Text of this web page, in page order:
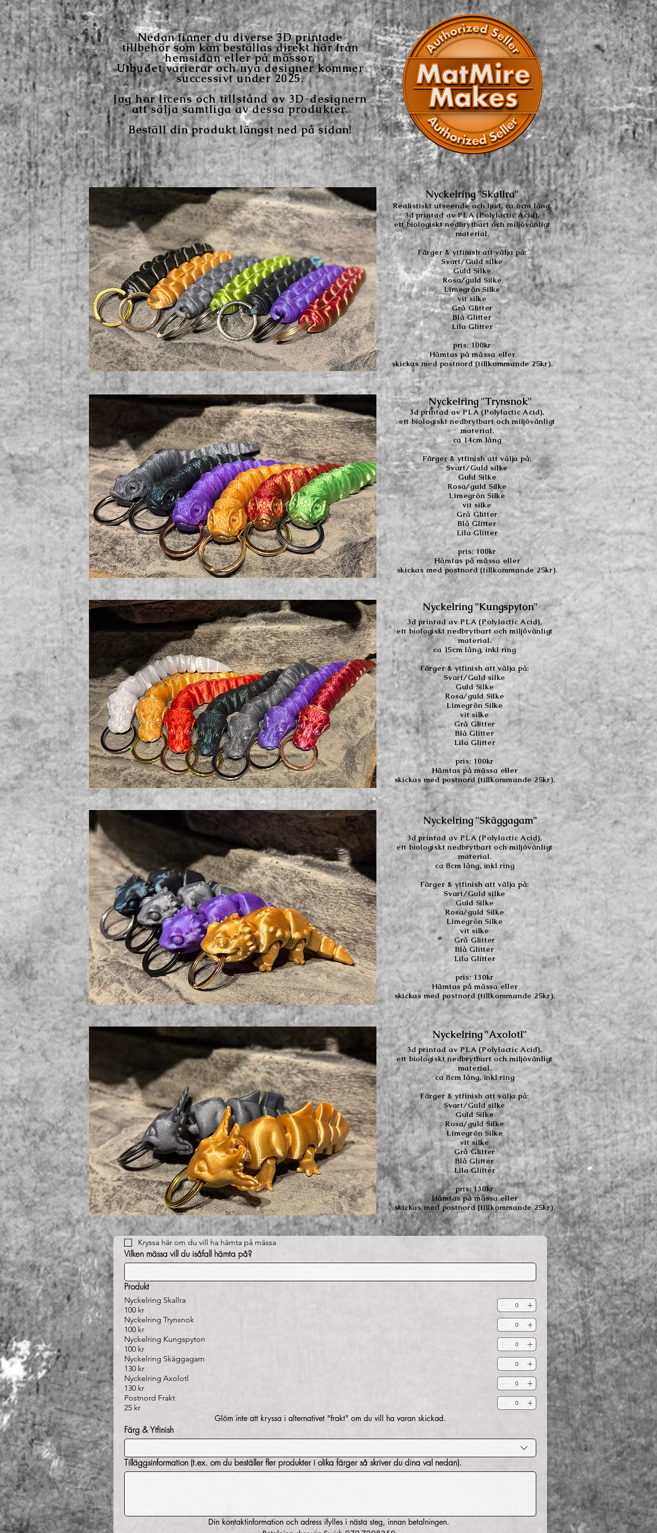
Nedan finner du diverse 3D printade
tillbehör som kan beställas direkt här från
hemsidan eller på mässor.
Utbudet varierar och nya designer kommer
successivt under 2025.
Jag har licens och tillstånd av 3D-designern
att sälja samtliga av dessa produkter.
Beställ din produkt längst ned på sidan!
Nyckelring "Skallra"
Realistiskt utseende och ljud, ca 6cm lång.
3dprintadav PLA (Polylactic Acid),
ett biologiskt nedbrytbart och miljövänligt
material.
Färger & ytfinish att välja på:
Svart/Guld silke
Guld Silke
Rosa/guld Silke
Limegrön Silke
vit silke
Grå Glitter
Blå Glitter
Lila Glitter
pris: 100kr
Hämtas på mässa eller
skickas med postnord (tillkommande 25kr).
Nyckelring "Trynsnok"
3dprintad av PLA (Polylactic Acid),
ett biologiskt nedbrytbart och miljövänligt
material.
ca 14cm lång
Färger & ytfinish att välja på:
Svart/Guld silke
Guld Silke
Rosa/guld Silke
Limegrön Silke
vit silke
Grå Glitter
Blå Glitter
Lila Glitter
pris: 100kr
Hämtas på mässa eller
skickas med postnord (tillkommande 25kr).
Nyckelring "Kungspyton"
3dprintad av PLA (Polylactic Acid),
ett biologiskt nedbrytbart och miljövänligt
material.
ca 15cm lång, inkl ring
Färger & ytfinish att välja på:
Svart/Guld silke
Guld Silke
Rosa/guld Silke
Limegrön Silke
vit silke
Grå Glitter
Blå Glitter
Lila Glitter
pris: 100kr
Hämtas på mässa eller
skickas med postnord (tillkommande 25kr).
Nyckelring "Skäggagam"
3dprintad av PLA (Polylactic Acid),
ett biologiskt nedbrytbart och miljövänligt
material.
ca 8cm lång, inkl ring
Färger & ytfinish att välja på:
Svart/Guld silke
Guld Silke
Rosa/guld Silke
Limegrön Silke
vit silke
Grå Glitter
Blå Glitter
Lila Glitter
pris: 130kr
Hämtas på mässa eller
skickas med postnord (tillkommande 25kr).
Nyckelring "Axolotl"
3dprintad av PLA (Polylactic Acid),
ett biologiskt nedbrytbart och miljövänligt
material.
ca 8cm lång, inkl ring
Färger & ytfinish att välja på:
Svart/Guld silke
Guld Silke
Rosa/guld Silke
Limegrön Silke
vit silke
Grå Glitter
Blå Glitter
Lila Glitter
pris: 130kr
Hämtas på mässa eller
skickas med postnord (tillkommande 25kr).
Kryssa här om du vill ha hämta på mässa
Vilken mässa vill du isåfall hämta på?
Produkt
Nyckelring Skallra
100 kr
Nyckelring Trynsnok
100 kr
Nyckelring Kungspyton
100 kr
Nyckelring Skäggagam
130 kr
Nyckelring Axolotl
130 kr
Postnord Frakt
25 kr
Glöm inte att kryssa i alternativet "frakt" om du vill ha varan skickad.
Färg & Ytfinish
Tilläggsinformation (t.ex. om du beställer fler produkter i olika färger så skriver du dina val nedan).